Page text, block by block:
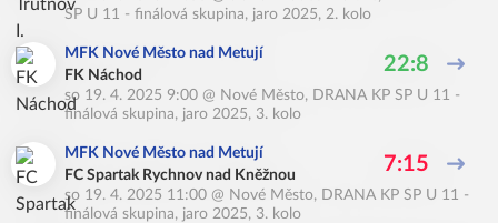
SP U 11 - finálová skupina, jaro 2025, 2. kolo
MFK Nové Město nad Metují
FK Náchod
22:8
so 19. 4. 2025 9:00 @ Nové Město, DRANA KP SP U 11 -
finálová skupina, jaro 2025, 3. kolo
MFK Nové Město nad Metují
FC Spartak Rychnov nad Kněžnou
7:15
so 19. 4. 2025 11:00 @ Nové Město, DRANA KP SP U 11 -
finálová skupina, jaro 2025, 3. kolo